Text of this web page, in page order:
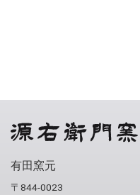
有田窯元
〒844-0023